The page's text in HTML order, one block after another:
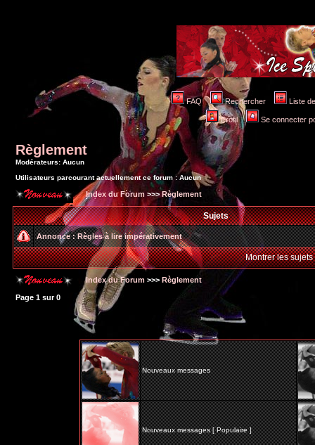
FAQ Rechercher Liste
Profil Se connecter
Règlement
Modérateurs: Aucun
Utilisateurs parcourant actuellement ce forum : Aucun
Index du Forum >>>Règlement
Sujets
Annonce : Règles à lire impérativement
Montrer les
Index du Forum >>> Règlement
Page 1 sur0
Nouveaux messages
Nouveaux messages [ Populaire ]